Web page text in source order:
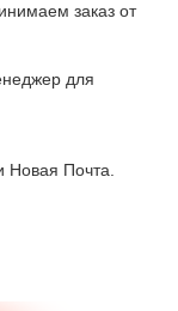
заказ от
для
Новая Почта.